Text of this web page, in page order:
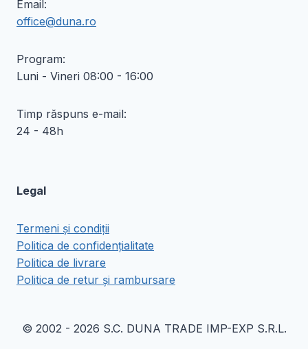
Email:
office@duna.ro
Program:
Luni - Vineri 08:00 - 16:00
Timp răspuns e-mail:
24 - 48h
Legal
Termeni și condiții
Politica de confidențialitate
Politica de livrare
Politica de retur și rambursare
© 2002 - 2026 S.C. DUNA TRADE IMP-EXP S.R.L.